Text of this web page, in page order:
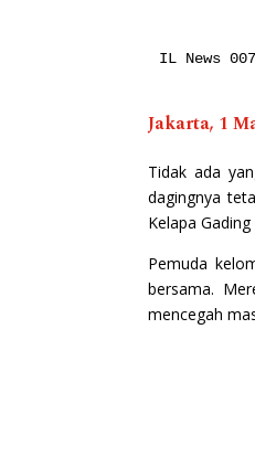
IL News
Jakarta, 1
Tidak ada
dagingnya
Kelapa
Pemuda
bersama.
mencegah